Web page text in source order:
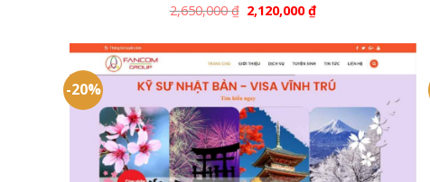
2,650,000₫ 2,120,000₫
-20%